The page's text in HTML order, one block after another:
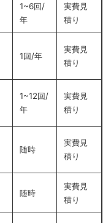
1~6回/
年
実費見
積り
1回/年
実費見
積り
1~12回/
年
実費見
積り
随時
実費見
積り
随時
実費見
積り